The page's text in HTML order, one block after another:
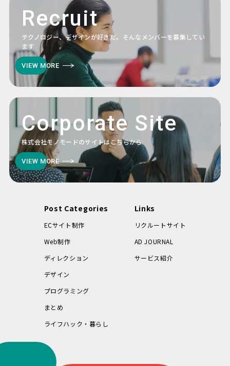
Recruit
テクノロジー、デザインが好きだ。そんなメンバーを募集してい
ます
VIEW MORE
Corporate Site
株式会社モノモードのサイトはこちらから
VIEW MORE
Post Categories
ECサイト制作
Web制作
ディレクション
デザイン
プログラミング
まとめ
ライフハック・暮らし
Links
リクルートサイト
AD JOURNAL
サービス紹介